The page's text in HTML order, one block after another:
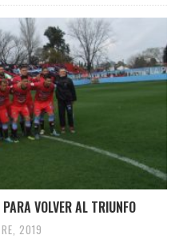
VOLVER AL TRIUNFO
2019